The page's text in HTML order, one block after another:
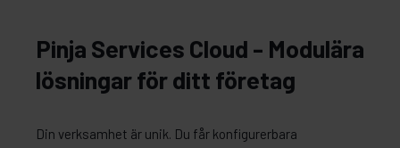
Pinja Services Cloud - Modulära
lösningar för ditt företag
Din verksamhet är unik. Du får konfigurerbara